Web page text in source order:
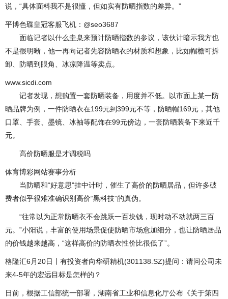
说，“具体面料我不是很懂，但如实有防晒指数的差异。”
平博色碟皇冠客服飞机：@seo3687
面临记者以什么圭臬来预计防晒指数的参议，该伙计暗示我方也
不是很明晰，他一再向记者先容防晒衣的材质和想象，比如帽檐可拆
卸、防晒到眼角、冰凉降温等卖点。
www.sicdi.com
记者发现，想购置一套防晒装备，用度并不低。以市面上某一防
晒品牌为例，一件防晒衣在199元到399元不等，防晒帽169元，其他
口罩、手套、墨镜、冰袖等配饰在99元傍边，一套防晒装备下来近千
元。
高价防晒服是才调税吗
体育博彩网站赛事分析
当防晒和“好意思”挂中计时，催生了高价的防晒居品，但许多破
费者似乎很难准确识别高价“黑科技”的真伪。
“往常以为正常防晒衣不会跳跃一百块钱，现时动不动就两三百
元。”小阳说，丰富的使用场景促使防晒市场愈加细分，也让防晒居品
的价钱越来越高，“这样高价的防晒衣性价比很低了”。
格隆汇6月20日丨有投资者向华研精机(301138.SZ)提问：请问公司未
来4-5年的宏远目标是怎样的？
日前，根据工信部统一部署，湖南省工业和信息化厅公布《关于第四